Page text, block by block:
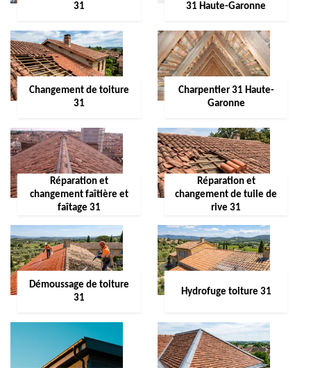
31
31 Haute-Garonne
Changement de toiture
31
Charpentier 31 Haute-
Garonne
Réparation et
changement faîtière et
faîtage 31
Réparation et
changement de tuile de
rive 31
Démoussage de toiture
31
Hydrofuge toiture 31